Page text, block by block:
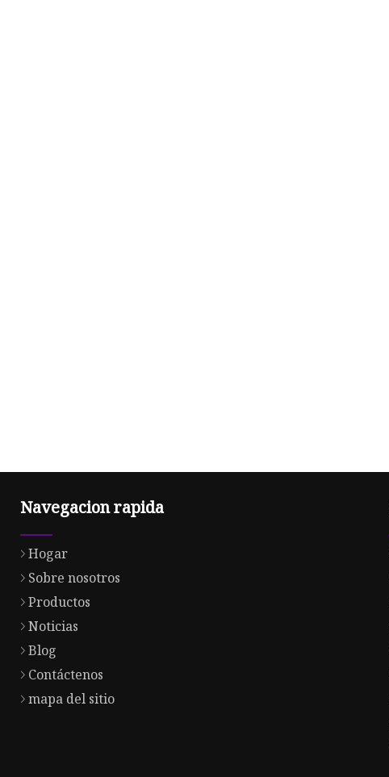
Navegacion rapida
Hogar
Sobre nosotros
Productos
Noticias
Blog
Contáctenos
mapa del sitio